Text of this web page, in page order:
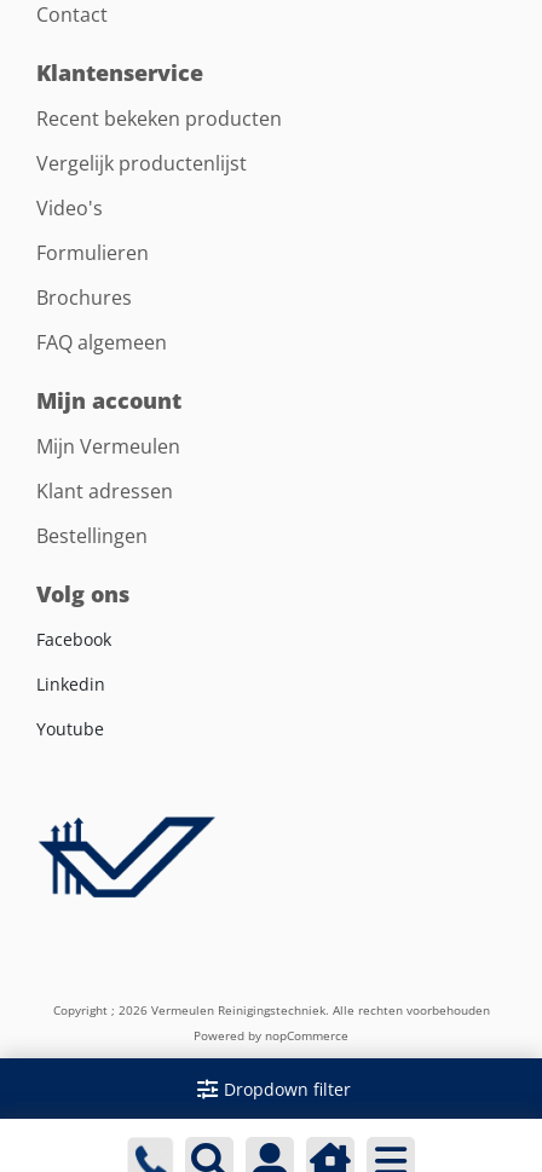
Dropdown filter
Contact
Klantenservice
Recent bekeken producten
Vergelijk productenlijst
Video's
Formulieren
Brochures
FAQ algemeen
Mijn account
Mijn Vermeulen
Klant adressen
Bestellingen
Volg ons
Facebook
Linkedin
Youtube
Copyright ; 2026 Vermeulen Reinigingstechniek. Alle rechten voorbehouden
Powered by nopCommerce